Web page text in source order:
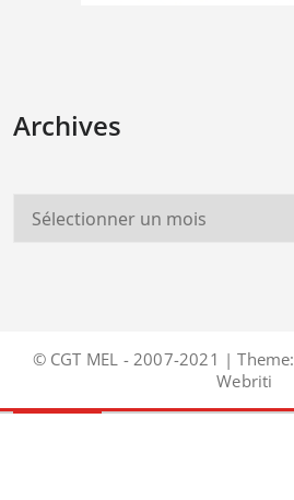
Archives
© CGT MEL - 2007-2021 | Theme:
Webriti